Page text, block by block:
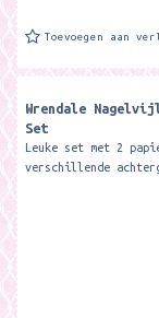
Toevoegen aan
Wrendale
Set
Leuke set met 2
verschillende